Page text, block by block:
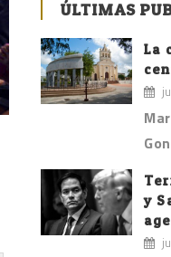
ÚLTIMAS
La
y
age